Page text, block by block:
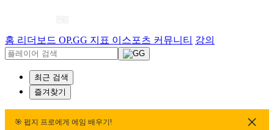
홈 리더보드 OP.GG 지표 이스포츠 커뮤니티 강의
최근 검색
즐겨찾기
🎯 펍지 프로에게 에임 배우기!